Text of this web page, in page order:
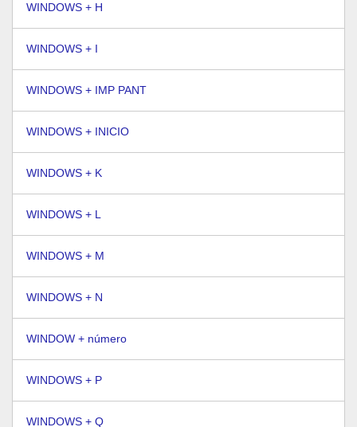
WINDOWS + H
WINDOWS + I
WINDOWS + IMP PANT
WINDOWS + INICIO
WINDOWS + K
WINDOWS + L
WINDOWS + M
WINDOWS + N
WINDOW + número
WINDOWS + P
WINDOWS + Q